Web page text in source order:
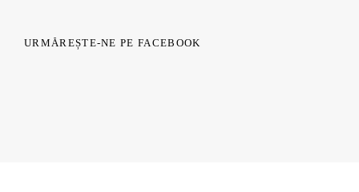
URMĂREȘTE-NE PE FACEBOOK